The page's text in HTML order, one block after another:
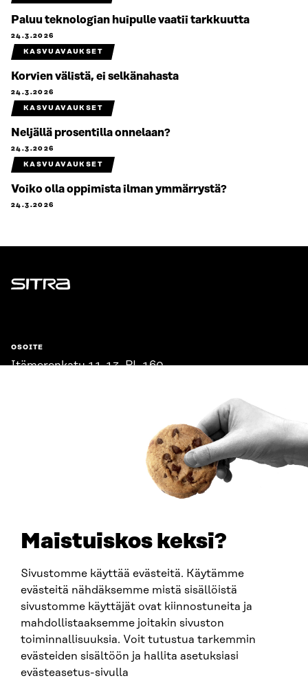
Maistuiskos keksi?
Sivustomme käyttää evästeitä. Käytämme
evästeitä nähdäksemme mistä sisällöistä
sivustomme käyttäjät ovat kiinnostuneita ja
mahdollistaaksemme joitakin sivuston
toiminnallisuuksia. Voit tutustua tarkemmin
evästeiden sisältöön ja hallita asetuksiasi
evästeasetus-sivulla
Paluu teknologian huipulle vaatii tarkkuutta
24.3.2026
KASVUAVAUKSET
Korvien välistä, ei selkänahasta
24.3.2026
KASVUAVAUKSET
Neljällä prosentilla onnelaan?
24.3.2026
KASVUAVAUKSET
Voiko olla oppimista ilman ymmärrystä?
24.3.2026
Sitra
OSOITE
Itämerenkatu 11-13, PL 160,
SITRA SOSIAALISESSA MEDIASSA
LinkedIn
Instagram
YouTube